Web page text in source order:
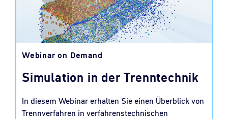
Webinar on Demand
Simulation in der Trenntechnik
In diesem Webinar erhalten Sie einen Überblick von
Trennverfahren in verfahrenstechnischen